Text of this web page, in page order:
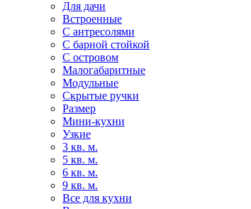
Для дачи
Встроенные
С антресолями
С барной стойкой
С островом
Малогабаритные
Модульные
Скрытые ручки
Размер
Мини-кухни
Узкие
3 кв. м.
5 кв. м.
6 кв. м.
9 кв. м.
Все для кухни